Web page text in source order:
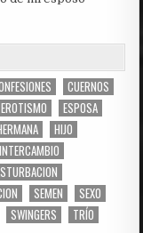
CUERNOS
EROTISMO
ESPOSA
HIJO
INTERCAMBIO
SEMEN
SEXO
SWINGERS
TRÍO